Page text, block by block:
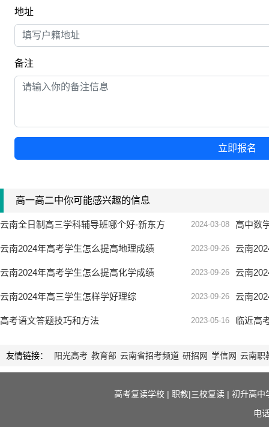
地址
备注
立即报名
高一高二中你可能感兴趣的信息
云南全日制高三学科辅导班哪个好-新东方 2024-03-08 高中数
云南2024年高考学生怎么提高地理成绩 2023-09-26 云南
云南2024年高考学生怎么提高化学成绩 2023-09-26 云南
云南2024年高三学生怎样学好理综 2023-09-26 云南
高考语文答题技巧和方法 2023-05-16 临近高
友情链接： 阳光高考 教育部 云南省招考频道 研招网 学信网 云南职
高考复读学校| 职教|三校复读| 初升高中
电